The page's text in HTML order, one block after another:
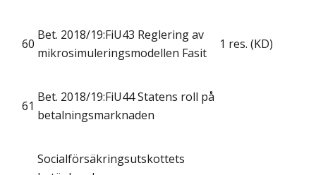
60
Bet. 2018/19:FiU43 Reglering av
mikrosimuleringsmodellen Fasit
1 res. (KD)
61
Bet. 2018/19:FiU44 Statens roll på
betalningsmarknaden
Socialförsäkringsutskottets